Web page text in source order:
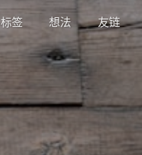
标签 想法 友链